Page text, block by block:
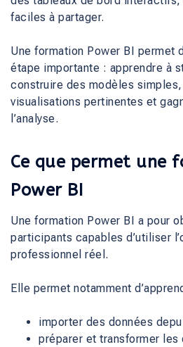
faciles à partager.
Une formation Power BI permet
étape importante : apprendre à
construire des modèles
visualisations pertinentes et
l’analyse.
Ce que permet une
Power BI
Une formation Power BI a pour
participants capables d’utiliser
professionnel réel.
Elle permet notamment
importer des données
préparer et transformer les